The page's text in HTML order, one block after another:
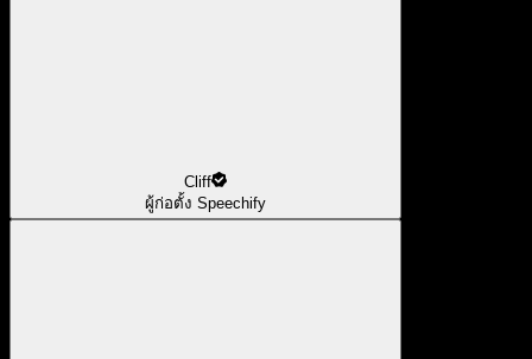
Cliff
ผู้ก่อตั้ง Speechify